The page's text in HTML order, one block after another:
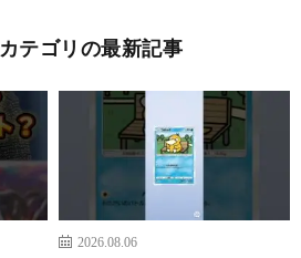
カテゴリの最新記事
2026.08.06